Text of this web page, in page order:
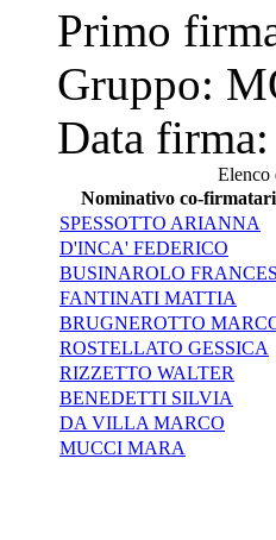
Primo
Gruppo:
Data firma:
Elenco
Nominativo co-
SPESSOTTO ARIANNA
D'INCA' FEDERICO
BUSINAROLO
FANTINATI MATTIA
BRUGNEROTTO
ROSTELLATO GESSICA
RIZZETTO WALTER
BENEDETTI SILVIA
DA VILLA MARCO
MUCCI MARA